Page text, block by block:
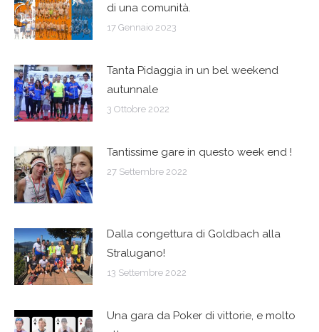
di una comunità.
17 Gennaio 2023
Tanta Pidaggia in un bel weekend
autunnale
3 Ottobre 2022
Tantissime gare in questo week end !
27 Settembre 2022
Dalla congettura di Goldbach alla
Stralugano!
13 Settembre 2022
Una gara da Poker di vittorie, e molto